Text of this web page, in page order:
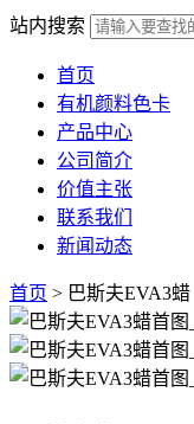
站内搜索
首页
有机颜料色卡
产品中心
公司简介
价值主张
联系我们
新闻动态
首页 > 巴斯夫EVA3蜡